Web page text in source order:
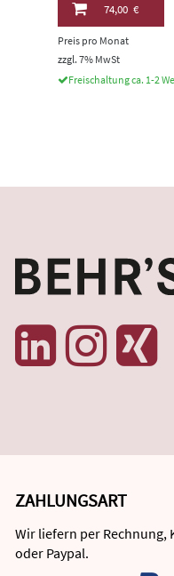
74,00 €
Preis pro Monat
zzgl. 7% MwSt
Freischaltung ca. 1-2
ZAHLUNGSART
Wir liefern per Rechnung,
oder Paypal.